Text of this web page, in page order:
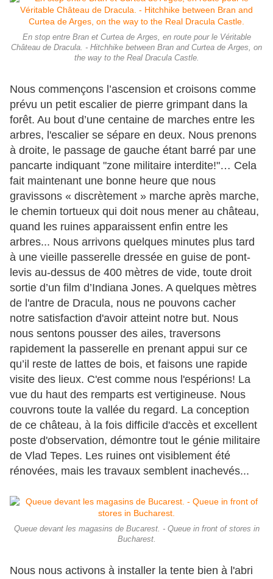
En stop entre Bran et Curtea de Arges, en route pour le Véritable
Château de Dracula. - Hitchhike between Bran and Curtea de Arges, on
the way to the Real Dracula Castle.
Nous commençons l’ascension et croisons comme
prévu un petit escalier de pierre grimpant dans la
forêt. Au bout d’une centaine de marches entre les
arbres, l'escalier se sépare en deux. Nous prenons
à droite, le passage de gauche étant barré par une
pancarte indiquant "zone militaire interdite!"… Cela
fait maintenant une bonne heure que nous
gravissons « discrètement » marche après marche,
le chemin tortueux qui doit nous mener au château,
quand les ruines apparaissent enfin entre les
arbres... Nous arrivons quelques minutes plus tard
à une vieille passerelle dressée en guise de pont-
levis au-dessus de 400 mètres de vide, toute droit
sortie d’un film d’Indiana Jones. A quelques mètres
de l'antre de Dracula, nous ne pouvons cacher
notre satisfaction d'avoir atteint notre but. Nous
nous sentons pousser des ailes, traversons
rapidement la passerelle en prenant appui sur ce
qu’il reste de lattes de bois, et faisons une rapide
visite des lieux. C'est comme nous l'espérions! La
vue du haut des remparts est vertigineuse. Nous
couvrons toute la vallée du regard. La conception
de ce château, à la fois difficile d'accès et excellent
poste d'observation, démontre tout le génie militaire
de Vlad Tepes. Les ruines ont visiblement été
rénovées, mais les travaux semblent inachevés...
Queue devant les magasins de Bucarest. - Queue in front of stores in
Bucharest.
Nous nous activons à installer la tente bien à l'abri